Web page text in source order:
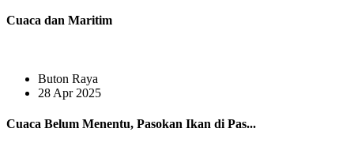
Cuaca dan Maritim
Buton Raya
28 Apr 2025
Cuaca Belum Menentu, Pasokan Ikan di Pas...